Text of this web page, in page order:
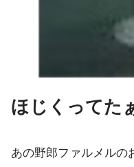
ほじくってた
あの野郎ファルメルの